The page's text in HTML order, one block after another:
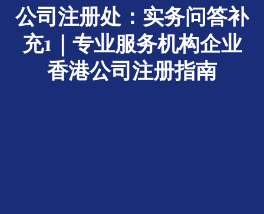
公司注册处：实务问答补
充1｜专业服务机构企业
香港公司注册指南